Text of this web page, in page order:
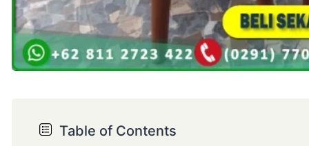
Table of Contents